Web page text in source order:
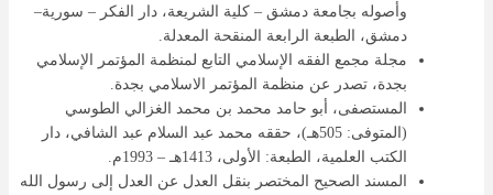
وأصوله بجامعة دمشق – كلية الشريعة، دار الفكر – سورية–
دمشق، الطبعة الرابعة المنقحة المعدلة.
مجلة مجمع الفقه الإسلامي التابع لمنظمة المؤتمر الإسلامي
بجدة، تصدر عن منظمة المؤتمر الاسلامي بجدة.
المستصفى، أبو حامد محمد بن محمد الغزالي الطوسي
(المتوفى: 505هـ)، حققه محمد عبد السلام عبد الشافي، دار
الكتب العلمية، الطبعة: الأولى، 1413هـ – 1993م.
المسند الصحيح المختصر بنقل العدل عن العدل إلى رسول الله